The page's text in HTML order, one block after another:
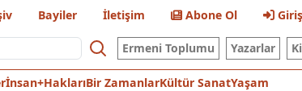
Bayiler İletişim Abone Ol
Ermeni Toplumu Yazarlar
İnsan+HaklarıBir ZamanlarKültür SanatYaşam